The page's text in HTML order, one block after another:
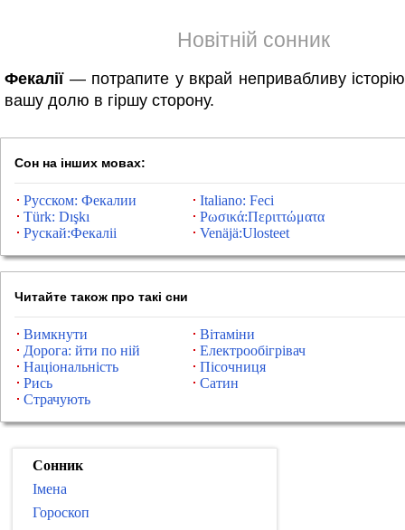
Новітній сонник
Фекалії— потрапите у вкрай непривабливу
вашу долю в гіршу сторону.
Сон на інших мовах:
Русском: Фекалии
Italiano: Feci
Türk: Dışkı
Ρωσικά:Περιττώματα
Рускай:Фекаліі
Venäjä:Ulosteet
Читайте також про такі сни
Вимкнути
Вітаміни
Дорога: йти по ній
Електрообігрівач
Національність
Пісочниця
Рись
Сатин
Страчують
Сонник
Імена
Гороскоп